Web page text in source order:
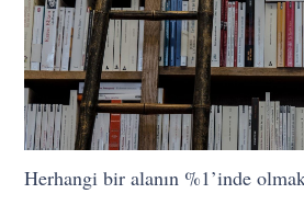
Herhangi bir alanın %1’inde